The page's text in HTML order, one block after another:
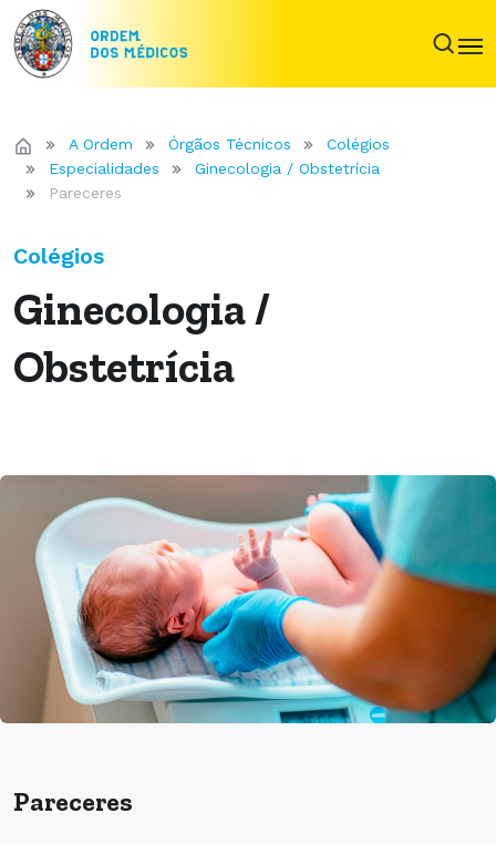
A Ordem Órgãos Técnicos
Colégios
Especialidades
Ginecologia / Obstetrícia
Pareceres
Colégios
Ginecologia /
Obstetrícia
Pareceres